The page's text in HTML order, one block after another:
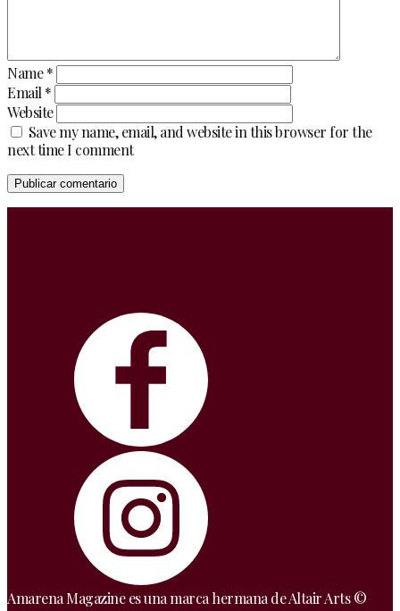
Name*
Email*
Website
Save my name, email, and website in this browser for the
next time I comment
Amarena Magazine es una marca hermana de Altair Arts ©